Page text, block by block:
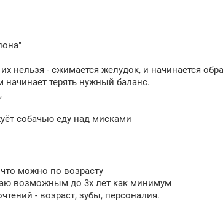
нельзя - сжимается желудок, и начинается
начинает терять нужный баланс.
собачью еду над мисками
можно по возрасту
возможным до 3х лет как минимум
- возраст, зубы, персоналия.